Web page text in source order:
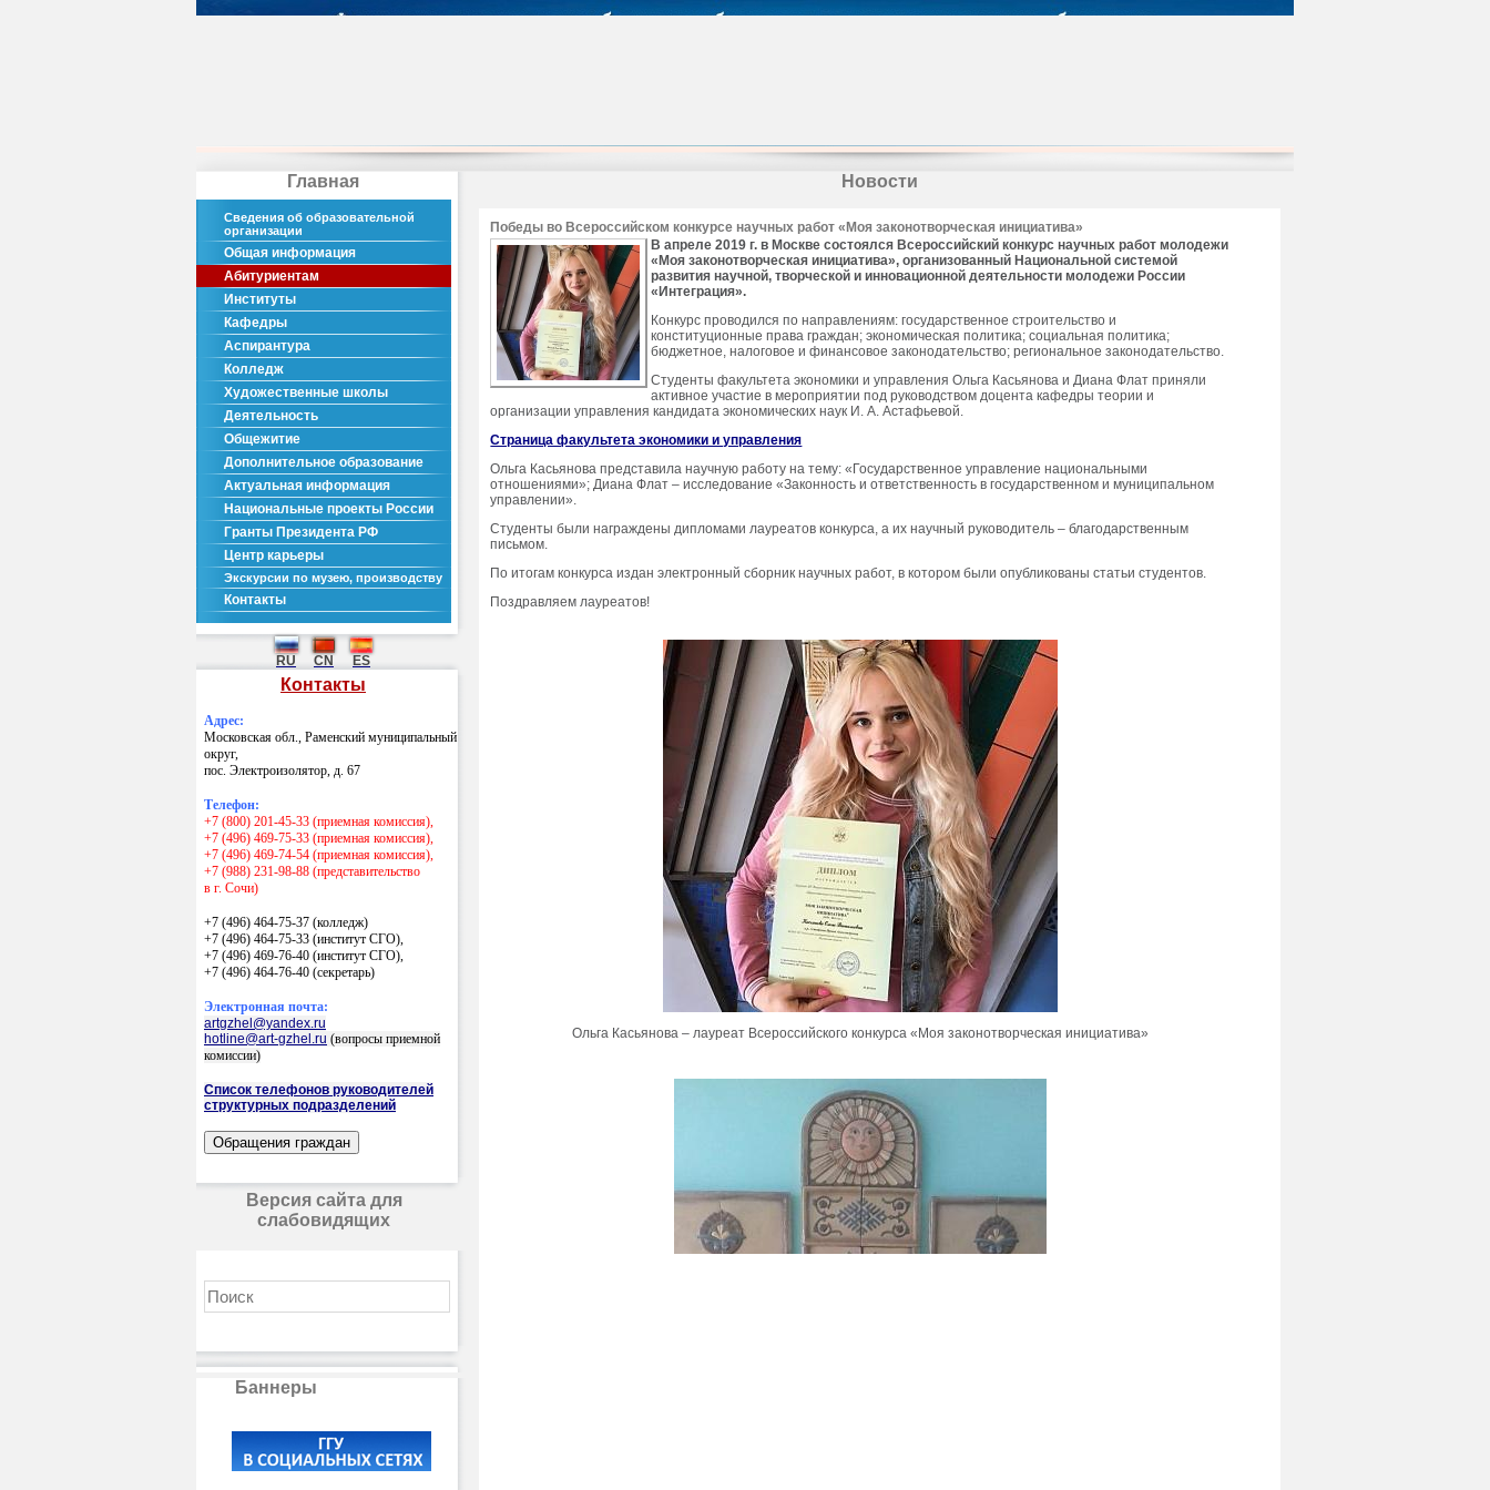
Главная
Сведения об образовательной
организации
Общая информация
Абитуриентам
Институты
Кафедры
Аспирантура
Колледж
Художественные школы
Деятельность
Общежитие
Дополнительное образование
Актуальная информация
Национальные проекты России
Гранты Президента РФ
Центр карьеры
Экскурсии по музею, производству
Контакты
RU CN ES
Контакты
Адрес:
Московская обл., Раменский муниципальный
округ,
пос. Электроизолятор, д. 67
Телефон:
+7 (800) 201-45-33 (приемная комиссия),
+7 (496) 469-75-33 (приемная комиссия),
+7 (496) 469-74-54 (приемная комиссия),
+7 (988) 231-98-88 (представительство
в г. Сочи)
+7 (496) 464-75-37 (колледж)
+7 (496) 464-75-33 (институт СГО),
+7 (496) 469-76-40 (институт СГО),
+7 (496) 464-76-40 (секретарь)
Электронная почта:
artgzhel@yandex.ru
hotline@art-gzhel.ru (вопросы приемной
комиссии)
Список телефонов руководителей
структурных подразделений
Версия сайта для
слабовидящих
Баннеры
Новости
Победы во Всероссийском конкурсе научных работ «Моя законотворческая инициатива»
В апреле 2019 г. в Москве состоялся Всероссийский конкурс научных работ молодежи
«Моя законотворческая инициатива», организованный Национальной системой
развития научной, творческой и инновационной деятельности молодежи России
«Интеграция».
Конкурс проводился по направлениям: государственное строительство и
конституционные права граждан; экономическая политика; социальная политика;
бюджетное, налоговое и финансовое законодательство; региональное законодательство.
Студенты факультета экономики и управления Ольга Касьянова и Диана Флат приняли
активное участие в мероприятии под руководством доцента кафедры теории и
организации управления кандидата экономических наук И. А. Астафьевой.
Страница факультета экономики и управления
Ольга Касьянова представила научную работу на тему: «Государственное управление национальными
отношениями»; Диана Флат – исследование «Законность и ответственность в государственном и муниципальном
управлении».
Студенты были награждены дипломами лауреатов конкурса, а их научный руководитель – благодарственным
письмом.
По итогам конкурса издан электронный сборник научных работ, в котором были опубликованы статьи студентов.
Поздравляем лауреатов!
Ольга Касьянова – лауреат Всероссийского конкурса «Моя законотворческая инициатива»